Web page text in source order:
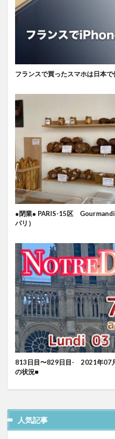
フランスで買ったスマホは日本で
●閉業● PARIS-15区
パリ）
813日目〜829日目- 2021年07
の状況■
人気記事